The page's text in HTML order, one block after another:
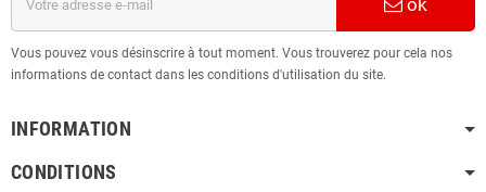
ok
Vous pouvez vous désinscrire à tout moment. Vous trouverez pour cela nos
informations de contact dans les conditions d'utilisation du site.
INFORMATION
CONDITIONS